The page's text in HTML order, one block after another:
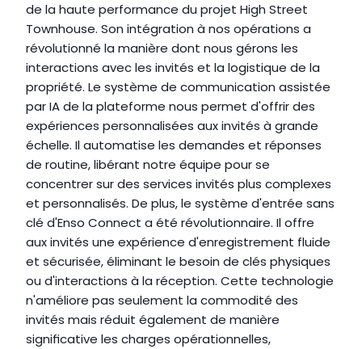
de la haute performance du projet High Street
Townhouse. Son intégration à nos opérations a
révolutionné la manière dont nous gérons les
interactions avec les invités et la logistique de la
propriété. Le système de communication assistée
par IA de la plateforme nous permet d'offrir des
expériences personnalisées aux invités à grande
échelle. Il automatise les demandes et réponses
de routine, libérant notre équipe pour se
concentrer sur des services invités plus complexes
et personnalisés. De plus, le système d'entrée sans
clé d'Enso Connect a été révolutionnaire. Il offre
aux invités une expérience d'enregistrement fluide
et sécurisée, éliminant le besoin de clés physiques
ou d'interactions à la réception. Cette technologie
n'améliore pas seulement la commodité des
invités mais réduit également de manière
significative les charges opérationnelles,